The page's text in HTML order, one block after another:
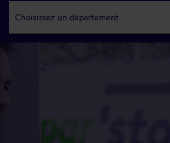
Choisissez un département